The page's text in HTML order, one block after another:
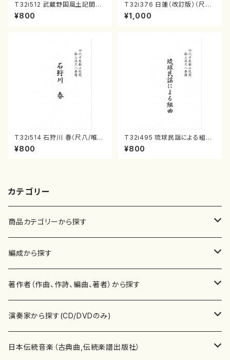
T32i512 武蔵野国風土記間奏
曲（尺八/初代 山川園松/楽譜）
都山流公刊楽譜曲番:2221
¥800
T32i376 日蓮（改訂版）（尺八/
宮城道雄/楽譜）都山流公刊楽譜
曲番:2081
¥1,000
T32i514 石狩川 春（尺八/唯是
震一/楽譜）都山no:2223
¥800
T32i495 琉球民謡による組曲
（尺八/牧野由多可/楽譜）都山n
o:2204
¥800
カテゴリー
商品カテゴリーから探す
楽譜
書籍
書籍
テキストブック
CD・DVD
チケット
編成から探す
邦楽器
箏・琴（ソロ）
箏・琴（合奏）
合唱
混声合唱
歌・声
著作者（作曲、作詩、編曲、著者）から探す
あ行
青木省三(アオキ ショウゾウ)
か行
演奏家から探す(CD/DVDのみ)
邦楽（箏、三味線、尺八等）演奏家
日本伝統音楽（古典曲,伝統楽譜出版社）